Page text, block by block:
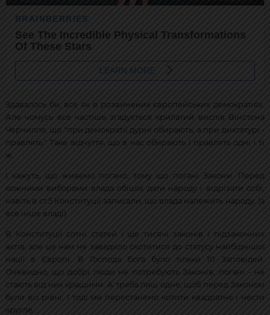
Здавалось би, все як в розвинених європейських демократіях.
Але чомусь все частіше згадується крилатий вислів Вінстона
Черчилля, що "при демократії дурні обирають, а при диктатурі -
правлять." Таке відчуття, що в нас обирають і правлять одні і ті
ж.
І кажуть, що живемо погано, тому що погані Закони. Перед
кожними виборами влада обіцяє дати народу і відрізати собі,
навіть в ст.5 Конституції записали, що влада належить народу. (а
все інше владі).
В Конституції сотні статей і ще тисячі законів і підзаконних
актів, але це нам не завадило скотитися до статусу найбіднішої
нації в Європі. В Господа Бога було тільки 10 Заповідей.
Очевидно, що добрі люди не потребують Законів, погані - не
стають від них кращими. А треба лиш одне, щоб перед Законом
були всі рівні. І тоді ми перестанемо котити квадратне і нести
кругле...